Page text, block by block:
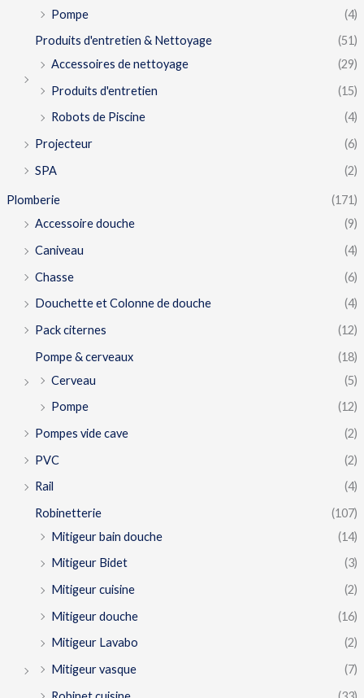
Pompe
(4)
Produits d'entretien & Nettoyage
(51)
Accessoires de nettoyage
(29)
Produits d'entretien
(15)
Robots de Piscine
(4)
Projecteur
(6)
SPA
(2)
Plomberie
(171)
Accessoire douche
(9)
Caniveau
(4)
Chasse
(6)
Douchette et Colonne de douche
(4)
Pack citernes
(12)
Pompe & cerveaux
(18)
Cerveau
(5)
Pompe
(12)
Pompes vide cave
(2)
PVC
(2)
Rail
(4)
Robinetterie
(107)
Mitigeur bain douche
(14)
Mitigeur Bidet
(3)
Mitigeur cuisine
(2)
Mitigeur douche
(16)
Mitigeur Lavabo
(2)
Mitigeur vasque
(7)